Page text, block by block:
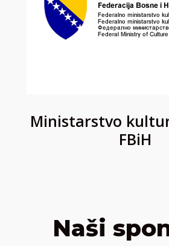
Ministarstvo
FBiH
Naši